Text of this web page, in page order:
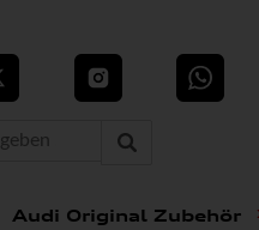
Instagram WhatsApp
Audi Original Zubehör